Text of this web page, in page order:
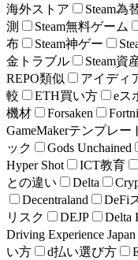
海外ストア
Steam為
測
Steam無料ゲーム
布
Steam神ゲー
金トラブル
Steam資
REPO類似
アイディ
較
ETH買い方 eス
機材
Forsaken
GameMakerテンプレー
ック
Gods Unchained
Hyper Shot
ICT教育
との違い
Delta
Decentraland
DeFi
リスク
DEJP Delta
Driving Experience Japan
い方
d払い選び方